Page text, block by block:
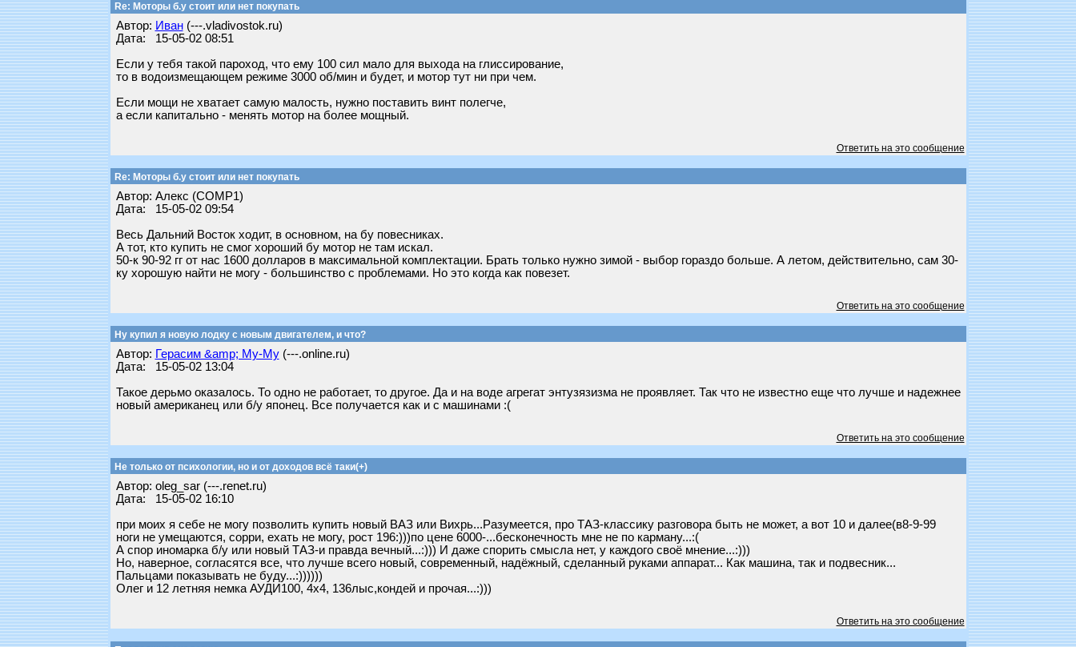
Re: Моторы б.у стоит или нет покупать
Автор: Иван(---.vladivostok.ru)
Дата: 15-05-02 08:51
Если у тебя такой пароход, что ему 100 сил мало для выхода на глиссирование,
то в водоизмещающем режиме 3000 об/мин и будет, и мотор тут ни при чем.
Если мощи не хватает самую малость, нужно поставить винт полегче,
а если капитально - менять мотор на более мощный.
Ответить на это сообщение
Re: Моторы б.у стоит или нет покупать
Автор: Алекс (COMP1)
Дата: 15-05-02 09:54
Весь Дальний Восток ходит, в основном, на бу повесниках.
А тот, кто купить не смог хороший бу мотор не там искал.
50-к 90-92 гг от нас 1600 долларов в максимальной комплектации. Брать только нужно зимой - выбор гораздо больше. А летом, действительно, сам 30-
ку хорошую найти не могу - большинство с проблемами. Но это когда как повезет.
Ответить на это сообщение
Ну купил я новую лодку с новым двигателем, и что?
Автор: Герасим &amp; Му-Му(---.online.ru)
Дата: 15-05-02 13:04
Такое дерьмо оказалось. То одно не работает, то другое. Да и на воде агрегат энтузязизма не проявляет. Так что не известно еще что лучше и надежнее
новый американец или б/у японец. Все получается как и с машинами :(
Ответить на это сообщение
Не только от психологии, но и от доходов всё таки(+)
Автор: oleg_sar (---.renet.ru)
Дата: 15-05-02 16:10
при моих я себе не могу позволить купить новый ВАЗ или Вихрь...Разумеется, про ТАЗ-классику разговора быть не может, а вот 10 и далее(в8-9-99
ноги не умещаются, сорри, ехать не могу, рост 196:)))по цене 6000-...бесконечность мне не по карману...:(
А спор иномарка б/у или новый ТАЗ-и правда вечный...:))) И даже спорить смысла нет, у каждого своё мнение...:)))
Но, наверное, согласятся все, что лучше всего новый, современный, надёжный, сделанный руками аппарат... Как машина, так и подвесник...
Пальцами показывать не буду...:))))))
Олег и 12 летняя немка АУДИ100, 4x4, 136лыс,кондей и прочая...:)))
Ответить на это сообщение